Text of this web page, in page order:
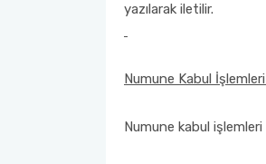
yazılarak iletilir.
Numune Kabul
Numune kabul